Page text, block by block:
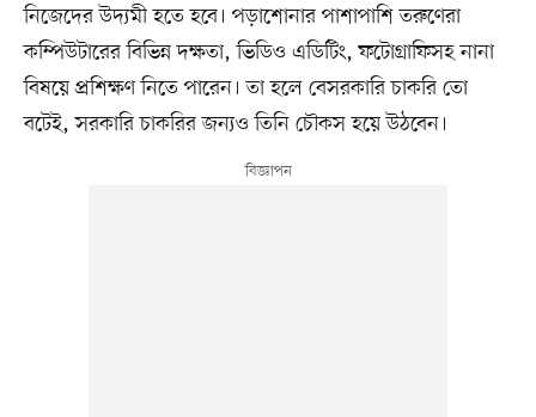
নিজেদের উদ্যমী হতে হবে। পড়াশোনার পাশাপাশি তরুণেরা
কম্পিউটারের বিভিন্ন দক্ষতা, ভিডিও এডিটিং, ফটোগ্রাফিসহ নানা
বিষয়ে প্রশিক্ষণ নিতে পারেন। তা হলে বেসরকারি চাকরি তো
বটেই, সরকারি চাকরির জন্যও তিনি চৌকস হয়ে উঠবেন।